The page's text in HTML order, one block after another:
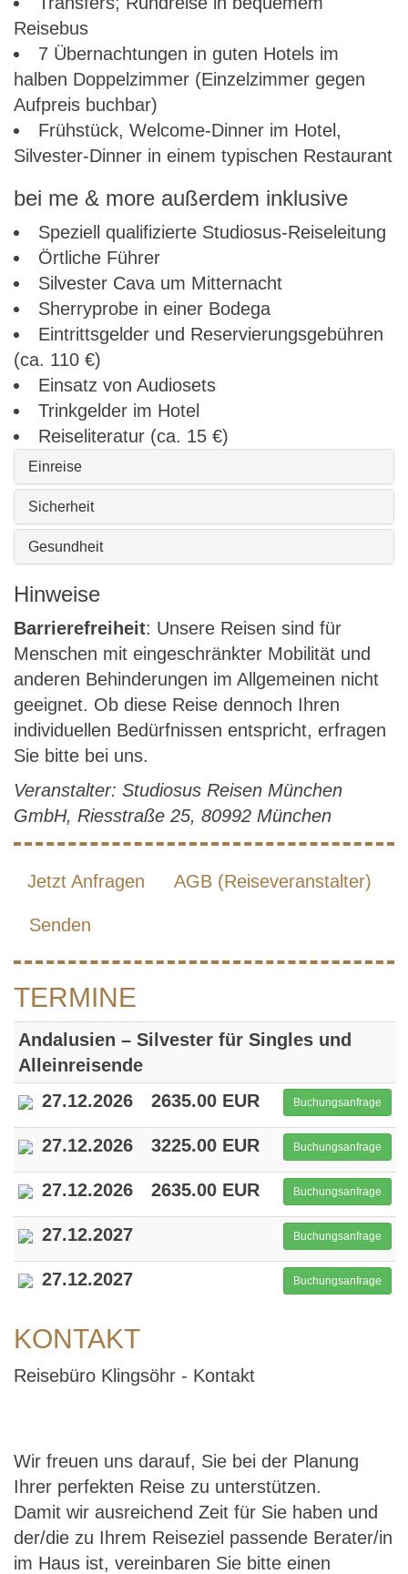
Reisebus
7 Übernachtungen in guten Hotels im
halben Doppelzimmer (Einzelzimmer gegen
Aufpreis buchbar)
Frühstück, Welcome-Dinner im Hotel,
Silvester-Dinner in einem typischen Restaurant
bei me & more außerdem inklusive
Speziell qualifizierte Studiosus-Reiseleitung
Örtliche Führer
Silvester Cava um Mitternacht
Sherryprobe in einer Bodega
Eintrittsgelder und Reservierungsgebühren
(ca. 110 €)
Einsatz von Audiosets
Trinkgelder im Hotel
Reiseliteratur (ca. 15 €)
Einreise
Sicherheit
Gesundheit
Hinweise
Barrierefreiheit: Unsere Reisen sind für
Menschen mit eingeschränkter Mobilität und
anderen Behinderungen im Allgemeinen nicht
geeignet. Ob diese Reise dennoch Ihren
individuellen Bedürfnissen entspricht, erfragen
Sie bitte bei uns.
Veranstalter: Studiosus Reisen München
GmbH, Riesstraße 25, 80992 München
Jetzt Anfragen AGB (Reiseveranstalter)
Senden
TERMINE
Andalusien – Silvester für Singles und
Alleinreisende
27.12.2026
2635.00 EUR Buchungsanfrage
27.12.2026 3225.00 EUR Buchungsanfrage
27.12.2026 2635.00 EUR Buchungsanfrage
27.12.2027 Buchungsanfrage
27.12.2027 Buchungsanfrage
KONTAKT
Reisebüro Klingsöhr - Kontakt
Wir freuen uns darauf, Sie bei der Planung
Ihrer perfekten Reise zu unterstützen.
Damit wir ausreichend Zeit für Sie haben und
der/die zu Ihrem Reiseziel passende Berater/in
im Haus ist, vereinbaren Sie bitte einen